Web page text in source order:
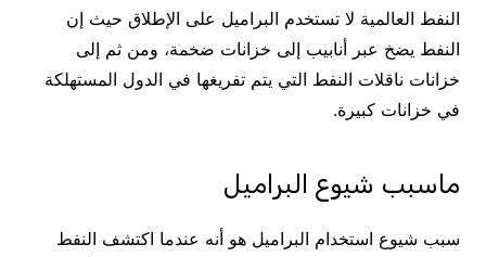
النفط العالمية لا تستخدم البراميل على الإطلاق حيث إن
النفط يضخ عبر أنابيب إلى خزانات ضخمة، ومن ثم إلى
خزانات ناقلات النفط التي يتم تفريغها في الدول المستهلكة
في خزانات كبيرة.
ماسبب شيوع البراميل
سبب شيوع استخدام البراميل هو أنه عندما اكتشف النفط